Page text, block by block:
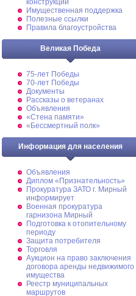
конструкций
Имущественная поддержка
Полезные ссылки
Правила благоустройства
Великая Победа
75-лет Победы
70-лет Победы
Документы
Рассказы о ветеранах
Объявления
«Стена памяти»
«Бессмертный полк»
Информация для населения
Объявления
Диплом «Признательность»
Прокуратура ЗАТО г. Мирный
информирует
Военная прокуратура
гарнизона Мирный
Подготовка к отопительному
периоду
Защита потребителя
Торговля
Аукцион на право заключения
договора аренды недвижимого
имущества
Реестр муниципальных
маршрутов